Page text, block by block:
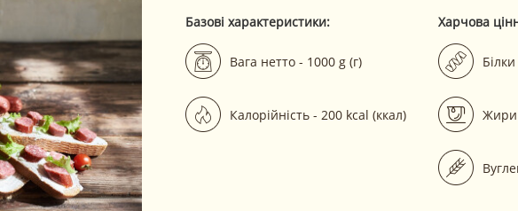
Базові характеристики:
Вага нетто - 1000 g (г)
Калорійність - 200 kcal (ккал)
Харчова
Жири